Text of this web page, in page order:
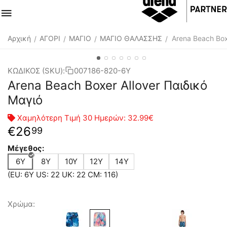
Αρχική / ΑΓΟΡΙ / ΜΑΓΙΟ / ΜΑΓΙΟ ΘΑΛΑΣΣΗΣ / Arena Beach
ΚΩΔΙΚΟΣ (SKU): 007186-820-6Y
Arena Beach Boxer Allover Παιδικό
Μαγιό
Χαμηλότερη Τιμή 30 Ημερών: 32.99€
€2699
Μέγεθος:
6Y
8Y 10Y 12Y
14Y
(EU: 6Y US: 22 UK: 22 CM: 116)
Χρώμα: